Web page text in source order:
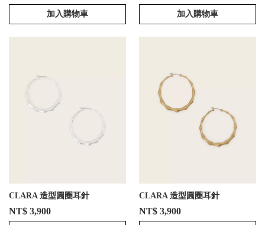
加入購物車 加入購物車
CLARA 造型圓圈耳針
NT$ 3,900
CLARA 造型圓圈耳針
NT$ 3,900